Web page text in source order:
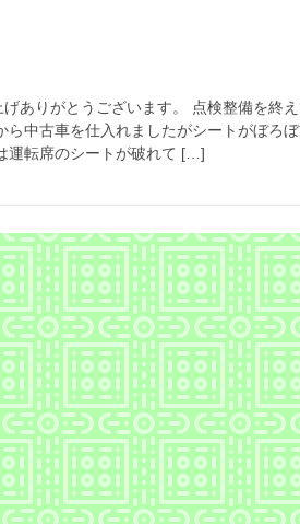
ありがとうございます。 点検整備を終
ら中古車を仕入れましたがシートがぼろ
運転席のシートが破れて […]